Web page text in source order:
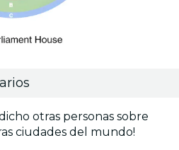
otras personas sobre
ciudades del mundo!